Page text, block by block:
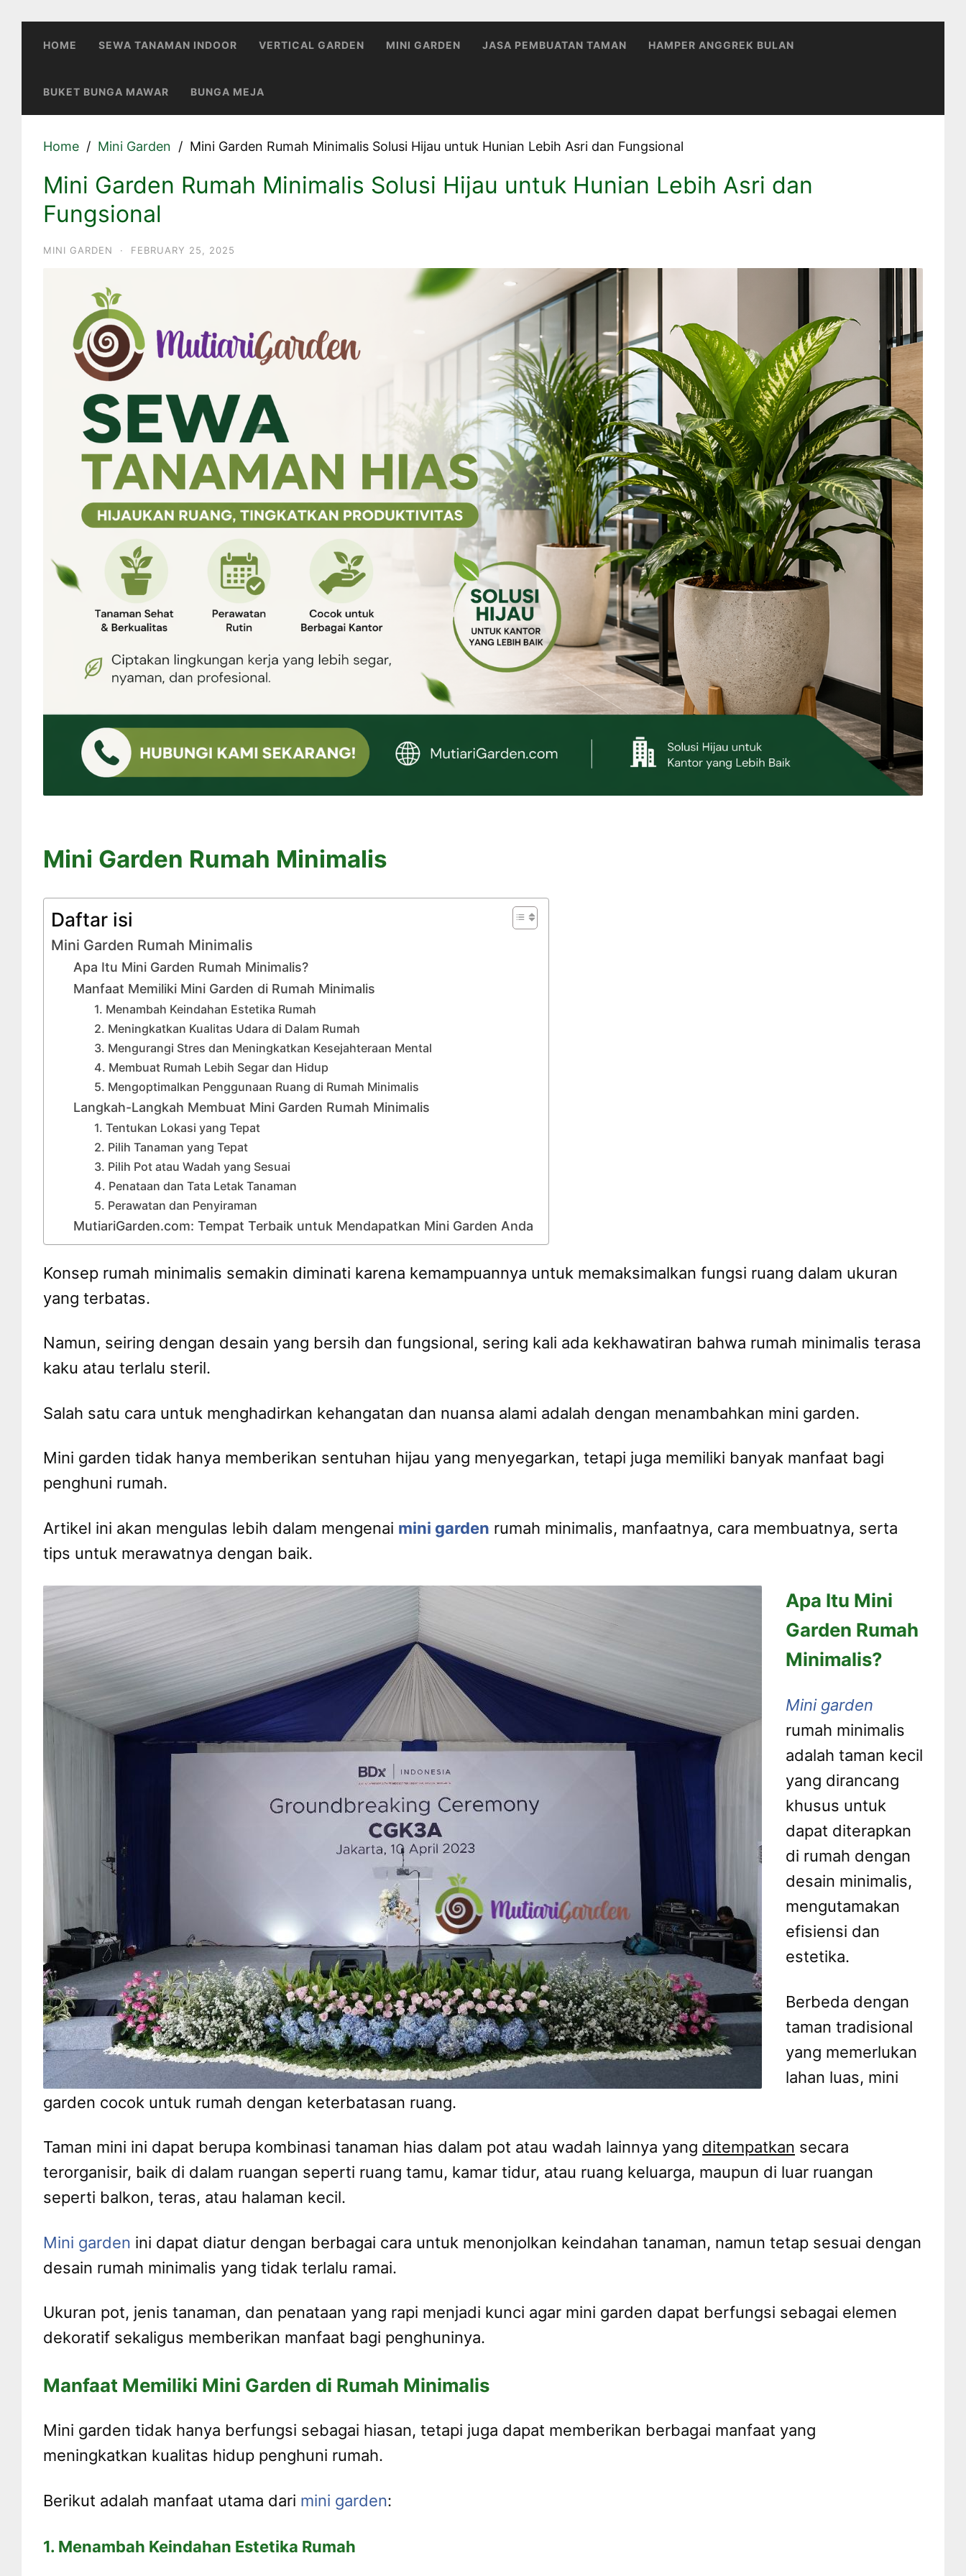
HOME SEWA TANAMAN INDOOR VERTICAL GARDEN MINI GARDEN JASA PEMBUATAN TAMAN HAMPER ANGGREK BULAN
BUKET BUNGA MAWAR BUNGA MEJA
Home Mini Garden Mini Garden Rumah Minimalis Solusi Hijau untuk Hunian Lebih Asri dan Fungsional
Mini Garden Rumah Minimalis Solusi Hijau untuk Hunian Lebih Asri dan
Fungsional
MINI GARDEN · FEBRUARY 25, 2025
Mini Garden Rumah Minimalis
Daftar isi
Mini Garden Rumah Minimalis
Apa Itu Mini Garden Rumah Minimalis?
Manfaat Memiliki Mini Garden di Rumah Minimalis
1. Menambah Keindahan Estetika Rumah
2. Meningkatkan Kualitas Udara di Dalam Rumah
3. Mengurangi Stres dan Meningkatkan Kesejahteraan Mental
4. Membuat Rumah Lebih Segar dan Hidup
5. Mengoptimalkan Penggunaan Ruang di Rumah Minimalis
Langkah-Langkah Membuat Mini Garden Rumah Minimalis
1. Tentukan Lokasi yang Tepat
2. Pilih Tanaman yang Tepat
3. Pilih Pot atau Wadah yang Sesuai
4. Penataan dan Tata Letak Tanaman
5. Perawatan dan Penyiraman
MutiariGarden.com: Tempat Terbaik untuk Mendapatkan Mini Garden Anda
Konsep rumah minimalis semakin diminati karena kemampuannya untuk memaksimalkan fungsi ruang dalam ukuran
yang terbatas.
Namun, seiring dengan desain yang bersih dan fungsional, sering kali ada kekhawatiran bahwa rumah minimalis terasa
kaku atau terlalu steril.
Salah satu cara untuk menghadirkan kehangatan dan nuansa alami adalah dengan menambahkan mini garden.
Mini garden tidak hanya memberikan sentuhan hijau yang menyegarkan, tetapi juga memiliki banyak manfaat bagi
penghuni rumah.
Artikel ini akan mengulas lebih dalam mengenai mini garden rumah minimalis, manfaatnya, cara membuatnya, serta
tips untuk merawatnya dengan baik.
Apa Itu Mini
Garden Rumah
Minimalis?
Mini garden
rumah minimalis
adalah taman kecil
yang dirancang
khusus untuk
dapat diterapkan
di rumah dengan
desain minimalis,
mengutamakan
efisiensi dan
estetika.
Berbeda dengan
taman tradisional
yang memerlukan
lahan luas, mini
garden cocok untuk rumah dengan keterbatasan ruang.
Taman mini ini dapat berupa kombinasi tanaman hias dalam pot atau wadah lainnya yang ditempatkan secara
terorganisir, baik di dalam ruangan seperti ruang tamu, kamar tidur, atau ruang keluarga, maupun di luar ruangan
seperti balkon, teras, atau halaman kecil.
Mini garden ini dapat diatur dengan berbagai cara untuk menonjolkan keindahan tanaman, namun tetap sesuai dengan
desain rumah minimalis yang tidak terlalu ramai.
Ukuran pot, jenis tanaman, dan penataan yang rapi menjadi kunci agar mini garden dapat berfungsi sebagai elemen
dekoratif sekaligus memberikan manfaat bagi penghuninya.
Manfaat Memiliki Mini Garden di Rumah Minimalis
Mini garden tidak hanya berfungsi sebagai hiasan, tetapi juga dapat memberikan berbagai manfaat yang
meningkatkan kualitas hidup penghuni rumah.
Berikut adalah manfaat utama dari mini garden:
1. Menambah Keindahan Estetika Rumah